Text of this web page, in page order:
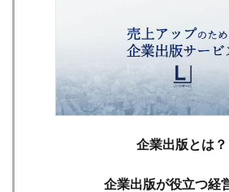
企業出版とは？
企業出版が役立つ経